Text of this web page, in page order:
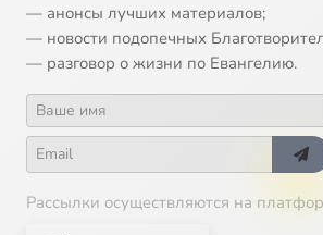
17 От юности моея
18 Слава и молитвами
19 Стихира преподобному
Честнейшую
Великое славословие
— анонсы лучших материалов;
— новости подопечных
— разговор о жизни по Евангелию.
Рассылки осуществляются на